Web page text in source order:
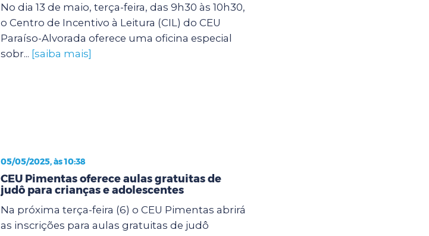
No dia 13 de maio, terça-feira, das 9h30 às 10h30,
o Centro de Incentivo à Leitura (CIL) do CEU
Paraíso-Alvorada oferece uma oficina especial
sobr... [saiba mais]
05/05/2025, às 10:38
CEU Pimentas oferece aulas gratuitas de
judô para crianças e adolescentes
Na próxima terça-feira (6) o CEU Pimentas abrirá
as inscrições para aulas gratuitas de judô